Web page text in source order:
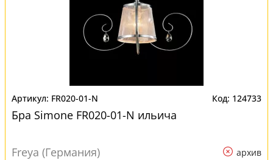
FR020-01-N 124733
Бра Simone FR020-01-N ильича
Freya (Германия) архив